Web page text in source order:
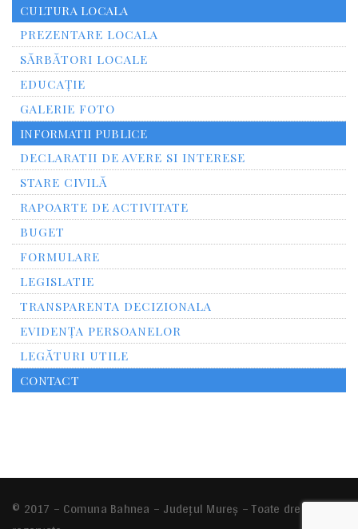
CULTURA LOCALA
PREZENTARE LOCALA
SĂRBĂTORI LOCALE
EDUCAȚIE
GALERIE FOTO
INFORMATII PUBLICE
DECLARATII DE AVERE SI INTERESE
STARE CIVILĂ
RAPOARTE DE ACTIVITATE
BUGET
FORMULARE
LEGISLATIE
TRANSPARENTA DECIZIONALA
EVIDENȚA PERSOANELOR
LEGĂTURI UTILE
CONTACT
© 2017 – Comuna Bahnea – Județul Mureș – Toate drepturile